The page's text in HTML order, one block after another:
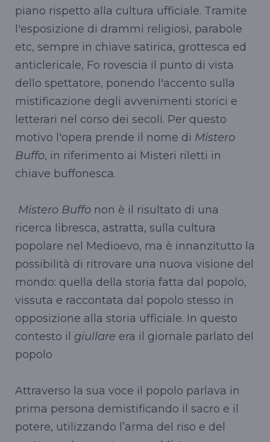
piano rispetto alla cultura ufficiale. Tramite
l'esposizione di drammi religiosi, parabole
etc, sempre in chiave satirica, grottesca ed
anticlericale, Fo rovescia il punto di vista
dello spettatore, ponendo l'accento sulla
mistificazione degli avvenimenti storici e
letterari nel corso dei secoli. Per questo
motivo l'opera prende il nome di Mistero
Buffo, in riferimento ai Misteri riletti in
chiave buffonesca.
Mistero Buffo non è il risultato di una
ricerca libresca, astratta, sulla cultura
popolare nel Medioevo, ma è innanzitutto la
possibilità di ritrovare una nuova visione del
mondo: quella della storia fatta dal popolo,
vissuta e raccontata dal popolo stesso in
opposizione alla storia ufficiale. In questo
contesto il giullare era il giornale parlato del
popolo
Attraverso la sua voce il popolo parlava in
prima persona demistificando il sacro e il
potere, utilizzando l’arma del riso e del